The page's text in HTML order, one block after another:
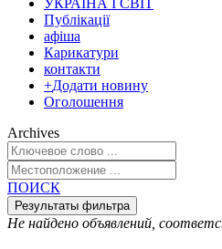
УКРАЇНА І СВІТ
Публікації
афіша
Карикатури
контакти
+Додати новину
Оголошення
Archives
ПОИСК
Не найдено объявлений,